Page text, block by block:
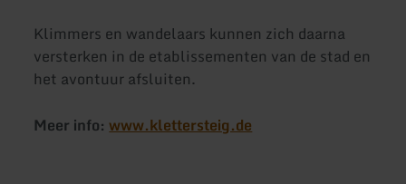
Klimmers en wandelaars kunnen zich daarna
versterken in de etablissementen van de stad en
het avontuur afsluiten.
Meer info: www.klettersteig.de